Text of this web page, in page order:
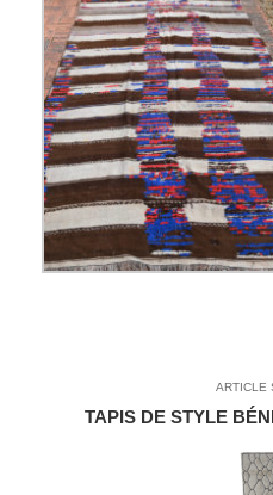
ARTICLE
TAPIS DE STYLE